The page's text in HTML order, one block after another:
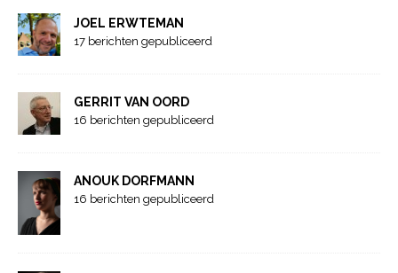
JOEL ERWTEMAN
17 berichten gepubliceerd
GERRIT VAN OORD
16 berichten gepubliceerd
ANOUK DORFMANN
16 berichten gepubliceerd